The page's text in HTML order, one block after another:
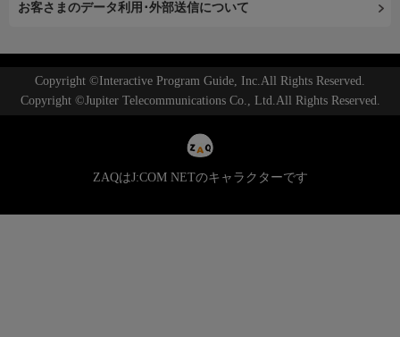
お客さまのデータ利用･外部送信について
Copyright ©Interactive Program Guide, Inc.All Rights Reserved.
Copyright ©Jupiter Telecommunications Co., Ltd.All Rights Reserved.
ZAQはJ:COM NETのキャラクターです